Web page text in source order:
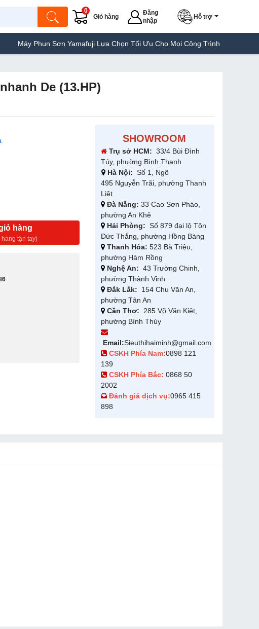
Giỏ hàng
0
Đăng
nhập
Hỗ trợ
Sơn Yamafuji Lựa Chọn Tối Ưu Cho Mọi Công Trình Máy Hàn Túi
De (13.HP)
hàng
tận tay)
SHOWROOM
Trụ sở HCM: 33/4 Bùi Đình
Túy, phường Bình Thạnh
Hà Nội: Số 1, Ngõ
495 Nguyễn Trãi, phường Thanh
Liệt
Đà Nẵng: 33 Cao Sơn Pháo,
phường An Khê
Hải Phòng: Số 879 đại lộ Tôn
Đức Thắng, phường Hồng Bàng
Thanh Hóa: 523 Bà Triệu,
phường Hàm Rồng
Nghệ An: 43 Trường Chinh,
phường Thành Vinh
Đắk Lắk: 154 Chu Văn An,
phường Tân An
Cần Thơ: 285 Võ Văn Kiệt,
phường Bình Thủy
Email:Sieuthihaiminh@gmail.com
CSKH Phía Nam:0898 121
139
CSKH Phía Bắc: 0868 50
2002
Đánh giá dịch vụ:0965 415
898